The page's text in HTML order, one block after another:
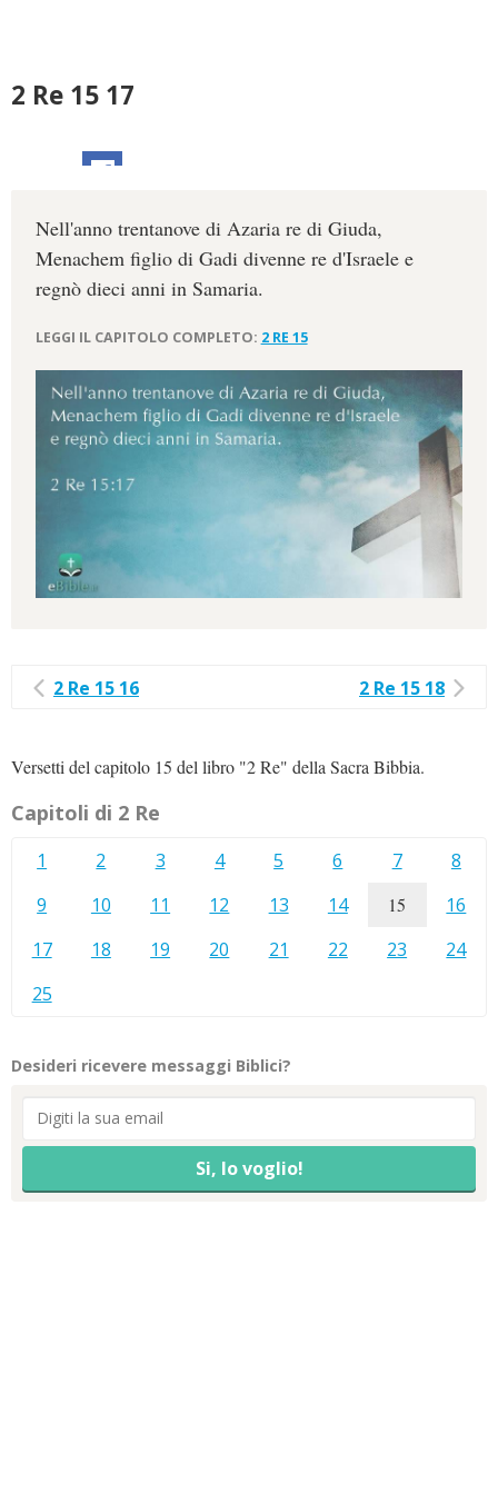
2 Re 15 17
Nell'anno trentanove di Azaria re di Giuda,
Menachem figlio di Gadi divenne re d'Israele e
regnò dieci anni in Samaria.
LEGGI IL CAPITOLO COMPLETO: 2 RE 15
2 Re 15 16 2 Re 15 18
Versetti del capitolo 15 del libro "2 Re" della Sacra Bibbia.
Capitoli di 2 Re
1 2 3 4 5 6 7
8
9
10 11 12 13 14 15
16
17
18 19 20 21 22 23
24
25
Desideri ricevere messaggi Biblici?